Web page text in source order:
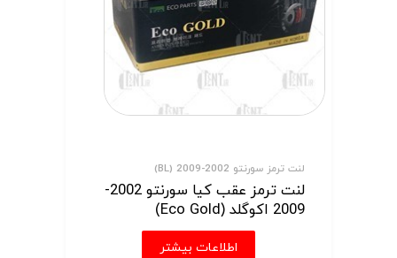
لنت ترمز سورنتو 2002-2009 (BL)
لنت ترمز عقب کیا سورنتو 2002-
2009 اکوگلد (Eco Gold)
اطلاعات بیشتر